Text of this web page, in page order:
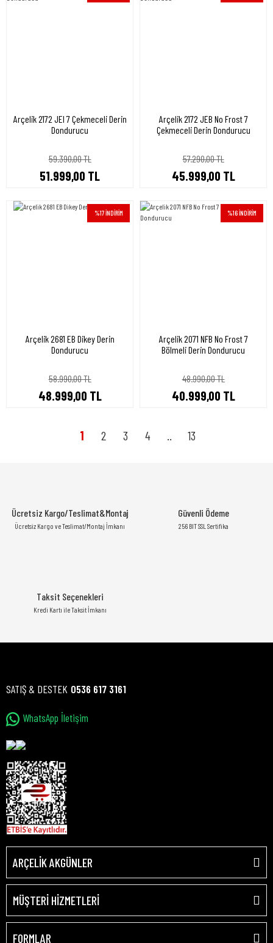
Arçelik 2172 JEI 7 Çekmeceli Derin
Dondurucu
59.390,00 TL
51.999,00 TL
Arçelik 2172 JEB No Frost 7
Çekmeceli Derin Dondurucu
57.290,00 TL
45.999,00 TL
%17 İNDİRİM
Arçelik 2681 EB Dikey Derin
Dondurucu
58.990,00 TL
48.999,00 TL
%16 İNDİRİM
Arçelik 2071 NFB No Frost 7
Bölmeli Derin Dondurucu
48.990,00 TL
40.999,00 TL
1 2 3 4 .. 13
Ücretsiz Kargo/Teslimat&Montaj
Ücretsiz Kargo ve Teslimat/Montaj İmkanı
Güvenli Ödeme
256 BIT SSL Sertifika
Taksit Seçenekleri
Kredi Kartı ile Taksit İmkanı
SATIŞ & DESTEK 0536 617 3161
WhatsApp İletişim
ARÇELİK AKGÜNLER
MÜŞTERİ HİZMETLERİ
FORMLAR